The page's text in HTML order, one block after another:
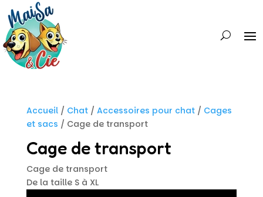
Accueil/ Chat/ Accessoires pour chat/ Cages
et sacs / Cage de transport
Cage de transport
Cage de transport
De la taille S à XL